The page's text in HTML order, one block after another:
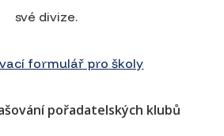
své divize.
formulář pro školy
pořadatelských klubů